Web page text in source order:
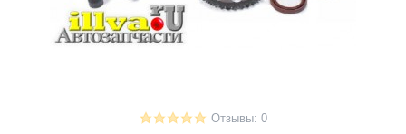
Отзывы: 0